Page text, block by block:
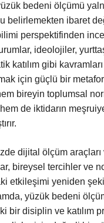
bedeni ölçümü
belirlemekten ibaret
perspektifinden
ideolojiler,
katılım gibi kavramları
için güçlü bir
bireyin toplumsal
de iktidarın
dijital ölçüm araçları
bireysel tercihler ve
etkileşimi yeniden
yüzük bedeni
bir disiplin ve katılım